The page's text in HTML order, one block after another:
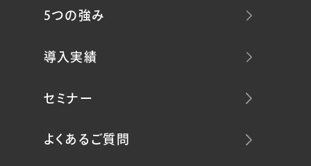
5つの強み
導入実績
セミナー
よくあるご質問